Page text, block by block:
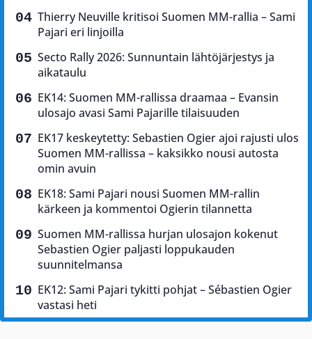
Thierry Neuville kritisoi Suomen MM-rallia – Sami
Pajari eri linjoilla
Secto Rally 2026: Sunnuntain lähtöjärjestys ja
aikataulu
EK14: Suomen MM-rallissa draamaa – Evansin
ulosajo avasi Sami Pajarille tilaisuuden
EK17 keskeytetty: Sebastien Ogier ajoi rajusti ulos
Suomen MM-rallissa – kaksikko nousi autosta
omin avuin
EK18: Sami Pajari nousi Suomen MM-rallin
kärkeen ja kommentoi Ogierin tilannetta
Suomen MM-rallissa hurjan ulosajon kokenut
Sebastien Ogier paljasti loppukauden
suunnitelmansa
EK12: Sami Pajari tykitti pohjat – Sébastien Ogier
vastasi heti